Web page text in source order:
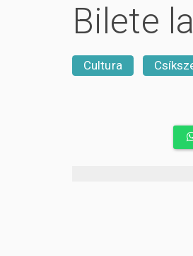
Bilete
Cultura